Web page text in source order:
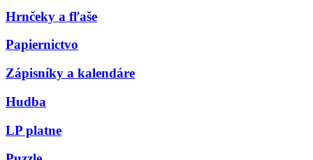
Hrnčeky a fľaše
Papiernictvo
Zápisníky a kalendáre
Hudba
LP platne